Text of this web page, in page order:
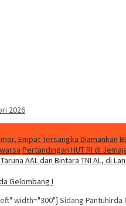
2026
Empat Tersangka Diamankan
Pertandingan HUT RI di
Gelombang I
width="300"] Sidang